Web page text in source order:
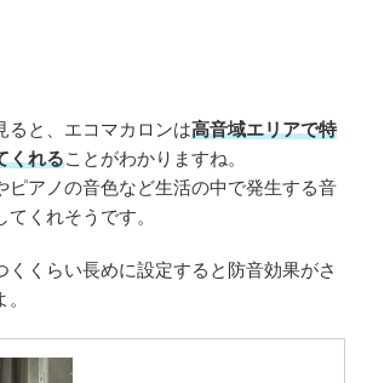
ると、エコマカロンは高音域エリアで特
くれることがわかりますね。
ピアノの音色など生活の中で発生する音
くれそうです。
くくらい長めに設定すると防音効果がさ